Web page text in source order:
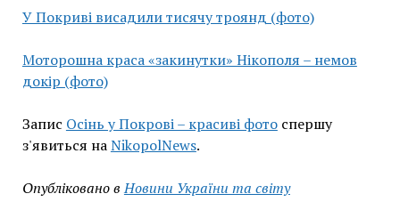
У Покриві висадили тисячу троянд (фото)
Моторошна краса «закинутки» Нікополя – немов
докір (фото)
Запис Осінь у Покрові – красиві фотоспершу
з'явиться наNikopolNews.
Опубліковано в Новини України та світу